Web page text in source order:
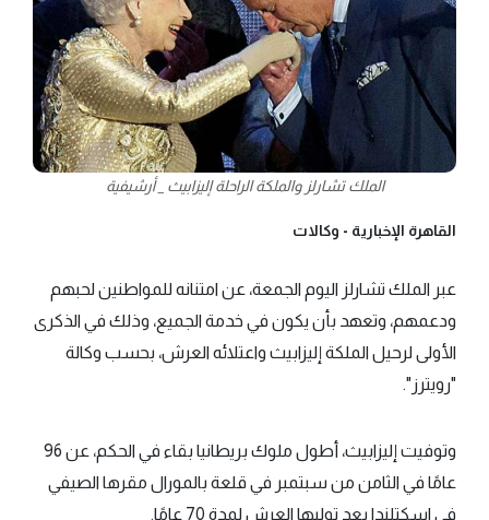
الملك تشارلز والملكة الراحلة إليزابيث _ أرشيفية
القاهرة الإخبارية - وكالات
عبر الملك تشارلز اليوم الجمعة، عن امتنانه للمواطنين لحبهم
ودعمهم، وتعهد بأن يكون في خدمة الجميع، وذلك في الذكرى
الأولى لرحيل الملكة إليزابيث واعتلائه العرش، بحسب وكالة
"رويترز".
وتوفيت إليزابيث، أطول ملوك بريطانيا بقاء في الحكم، عن 96
عامًا في الثامن من سبتمبر في قلعة بالمورال مقرها الصيفي
في اسكتلندا بعد توليها العرش لمدة 70 عامًا.